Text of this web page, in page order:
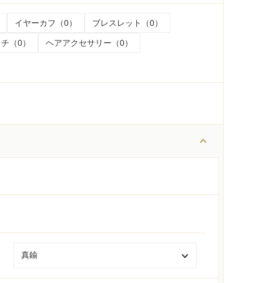
イヤーカフ（0） ブレスレット（0）
（0） ヘアアクセサリー（0）